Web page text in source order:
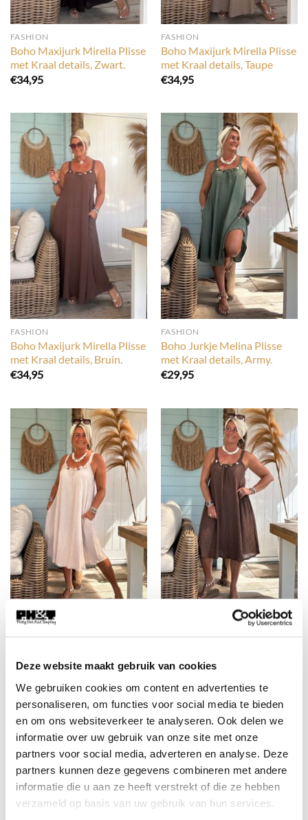
Deze website maakt gebruik van cookies
We gebruiken cookies om content en advertenties te
personaliseren, om functies voor social media te bieden
en om ons websiteverkeer te analyseren. Ook delen we
informatie over uw gebruik van onze site met onze
partners voor social media, adverteren en analyse. Deze
partners kunnen deze gegevens combineren met andere
informatie die u aan ze heeft verstrekt of die ze hebben
verzameld op basis van uw gebruik van hun services.
FASHION
Boho Maxijurk Mirella Plisse
met Kraal details, Zwart.
€34,95
FASHION
Boho Maxijurk Mirella Plisse
met Kraal details, Taupe
€34,95
FASHION
Boho Maxijurk Mirella Plisse
met Kraal details, Bruin.
€34,95
FASHION
Boho Jurkje Melina Plisse
met Kraal details, Army.
€29,95
FASHION
Boho Jurkje Melina Plisse
29,95
Boho Jurkje Melina Plisse
€29,95
€5,- korting op je eerste